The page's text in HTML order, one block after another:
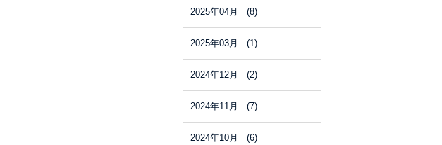
2025年04月 (8)
2025年03月 (1)
2024年12月 (2)
2024年11月 (7)
2024年10月 (6)